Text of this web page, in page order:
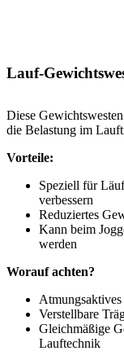
Lauf-
Diese
die Belastung im
Vorteile:
Speziell für
verbessern
Reduziertes
Kann beim
werden
Worauf achten?
Verstellbare
Gleichmäßige
Lauftechnik